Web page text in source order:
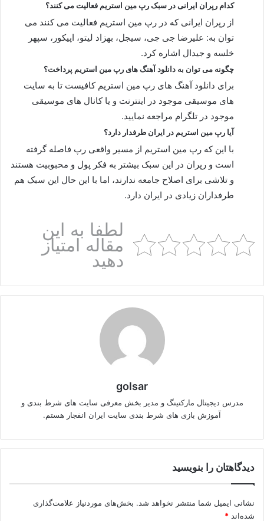
کدام رپران ایرانی در سبک رپ مین استریم فعالیت می کنند؟
از رپران ایرانی که در رپ مین استریم فعالیت می کنند می
توان به: علیرضا جی جی، سیجل، بهزاد لیتو، اپیکور، سپهر
خلسه و جیدال اشاره کرد.
چگونه می توان به دانلود آهنگ های رپ مین استریم پرداخت؟
برای دانلود آهنگ های رپ مین استریم کافیست تا به سایت
های موسیقی موجود در اینترنت و یا کانال های موسیقی
موجود در تلگرام مراجعه نمایید.
آیا رپ مین استریم در ایران طرفدار دارد؟
با این که رپ مین استریم از مسیر واقعی رپ فاصله گرفته
است و رپران در این سبک بیشتر به فکر پول و محبوبیت هستند
و تلاشی برای اصلاح جامعه ندارند، اما با این حال این سبک هم
طرفداران زیادی در ایران دارد.
لطفا به این
مقاله امتیاز
دهید
golsar
مدرس دیجیتال مارکتینگ و مدیر بخش معرفی سایت های شرط بندی و
آموزش بازی های شرط بندی سایت ایران انفجار هستم.
دیدگاهتان را بنویسید
نشانی ایمیل شما منتشر نخواهد شد. بخش‌های موردنیاز علامت‌گذاری
شده‌اند *